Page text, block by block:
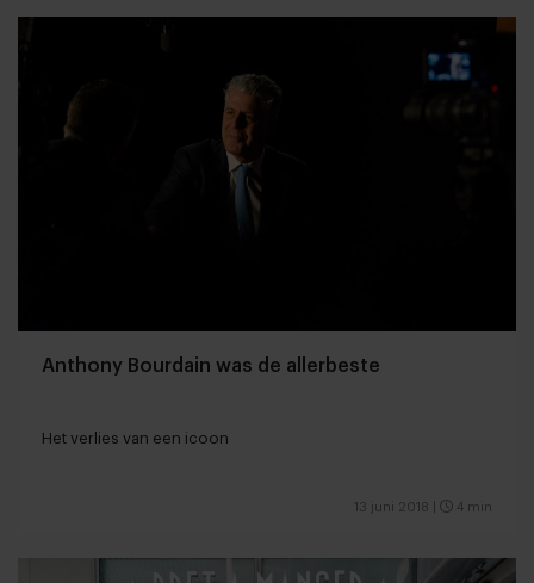
Anthony Bourdain was de allerbeste
Het verlies van een icoon
13 juni 2018 4 min